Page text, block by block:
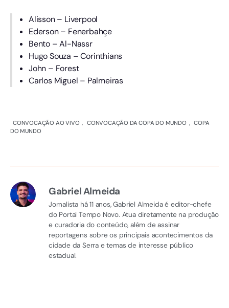
Alisson – Liverpool
Ederson – Fenerbahçe
Bento – Al-Nassr
Hugo Souza – Corinthians
John – Forest
Carlos Miguel – Palmeiras
CONVOCAÇÃO AO VIVO , CONVOCAÇÃO DA COPA DO MUNDO , COPA
DO MUNDO
Gabriel Almeida
Jornalista há 11 anos, Gabriel Almeida é editor-chefe
do Portal Tempo Novo. Atua diretamente na produção
e curadoria do conteúdo, além de assinar
reportagens sobre os principais acontecimentos da
cidade da Serra e temas de interesse público
estadual.